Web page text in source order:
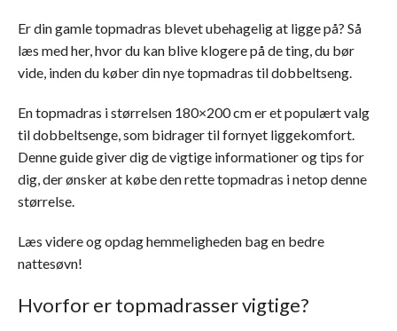
Er din gamle topmadras blevet ubehagelig at ligge på? Så
læs med her, hvor du kan blive klogere på de ting, du bør
vide, inden du køber din nye topmadras til dobbeltseng.
En topmadras i størrelsen 180×200 cm er et populært valg
til dobbeltsenge, som bidrager til fornyet liggekomfort.
Denne guide giver dig de vigtige informationer og tips for
dig, der ønsker at købe den rette topmadras i netop denne
størrelse.
Læs videre og opdag hemmeligheden bag en bedre
nattesøvn!
Hvorfor er topmadrasser vigtige?